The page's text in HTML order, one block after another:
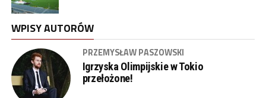
WPISY AUTORÓW
PRZEMYSŁAW PASZOWSKI
Igrzyska Olimpijskie w Tokio
przełożone!